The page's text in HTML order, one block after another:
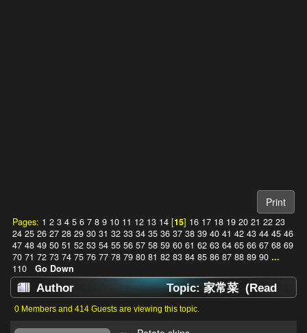
Print
Pages: 1 2 3 4 5 6 7 8 9 10 11 12 13 14[15] 16 17 18 19 20 21 22 23
24 25 26 27 28 29 30 31 32 33 34 35 36 37 38 39 40 41 42 43 44 45 46
47 48 49 50 51 52 53 54 55 56 57 58 59 60 61 62 63 64 65 66 67 68 69
70 71 72 73 74 75 76 77 78 79 80 81 82 83 84 85 86 87 88 89 90 ...
110
Go Down
Author
Topic: 家常菜 (Read
1387801 times)
0 Members and 414 Guests are viewing this topic.